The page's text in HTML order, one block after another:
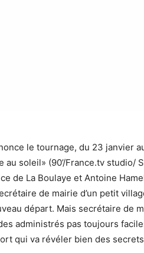
le tournage, du 23 janvier
au soleil» (90’/France.tv studio/
de La Boulaye et Antoine
de mairie d’un petit
départ. Mais secrétaire de
administrés pas toujours
qui va révéler bien des